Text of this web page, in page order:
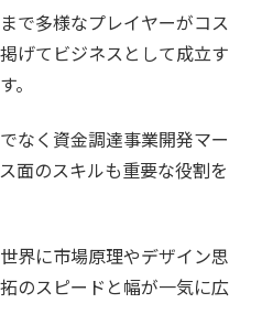
で多様なプレイヤーがコス
げてビジネスとして成立す
。
なく資金調達事業開発マー
面のスキルも重要な役割を
界に市場原理やデザイン思
のスピードと幅が一気に広